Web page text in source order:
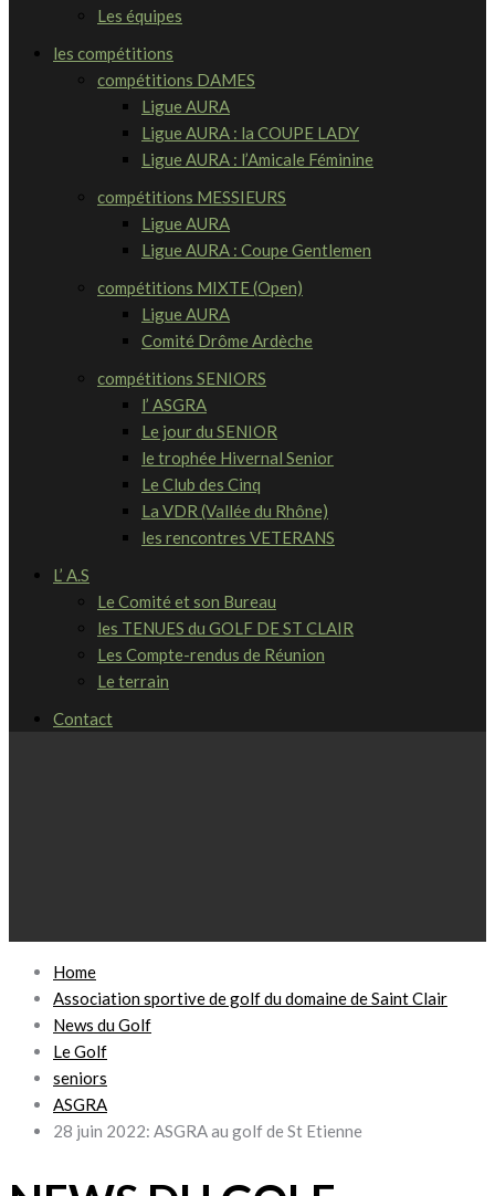
Les équipes
les compétitions
compétitions DAMES
Ligue AURA
Ligue AURA : la COUPE LADY
Ligue AURA : l’Amicale Féminine
compétitions MESSIEURS
Ligue AURA
Ligue AURA : Coupe Gentlemen
compétitions MIXTE (Open)
Ligue AURA
Comité Drôme Ardèche
compétitions SENIORS
l’ ASGRA
Le jour du SENIOR
le trophée Hivernal Senior
Le Club des Cinq
La VDR (Vallée du Rhône)
les rencontres VETERANS
L’ A.S
Le Comité et son Bureau
les TENUES du GOLF DE ST CLAIR
Les Compte-rendus de Réunion
Le terrain
Contact
Home
Association sportive de golf du domaine de Saint Clair
News du Golf
Le Golf
seniors
ASGRA
28 juin 2022: ASGRA au golf de St Etienne